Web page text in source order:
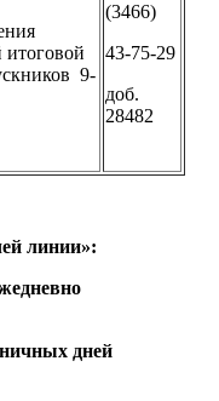
итоговой
9-
(3466)
43-75-29
доб.
28482
линии»:
дней